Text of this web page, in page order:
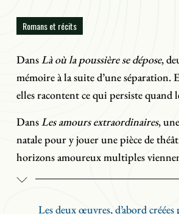
Romans et récits
DansLà où la poussière se dépose,
mémoire à la suite d’une séparation.
elles racontent ce qui persiste quand
DansLes amours extraordinaires,
natale pour y jouer une pièce de
horizons amoureux multiples
affectifs.
Les deux œuvres, d’abord